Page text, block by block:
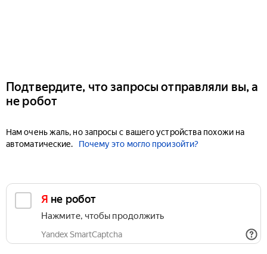
Подтвердите, что запросы отправляли вы, а
не робот
Нам очень жаль, но запросы с вашего устройства похожи на
автоматические.
Почему это могло произойти?
Я не робот
Нажмите, чтобы продолжить
Yandex SmartCaptcha